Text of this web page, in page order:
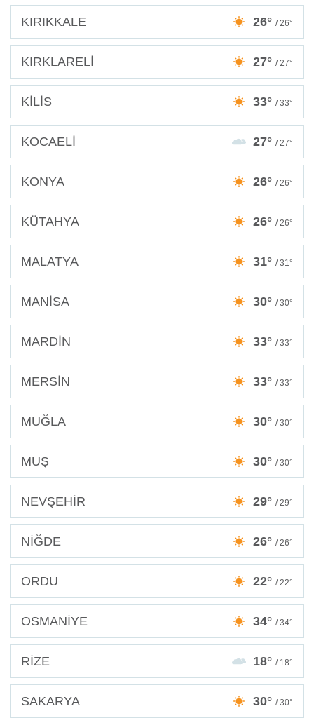
KIRIKKALE 26° / 26°
KIRKLARELİ 27° / 27°
KİLİS 33° / 33°
KOCAELİ 27° / 27°
KONYA 26° / 26°
KÜTAHYA 26° / 26°
MALATYA 31° / 31°
MANİSA 30° / 30°
MARDİN 33° / 33°
MERSİN 33° / 33°
MUĞLA 30° / 30°
MUŞ 30° / 30°
NEVŞEHİR 29° / 29°
NİĞDE 26° / 26°
ORDU 22° / 22°
OSMANİYE 34° / 34°
RİZE 18° / 18°
SAKARYA 30° / 30°